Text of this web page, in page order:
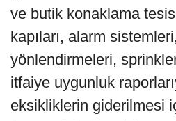
ve butik konaklama
kapıları, alarm
yönlendirmeleri,
itfaiye uygunluk
eksikliklerin giderilmesi